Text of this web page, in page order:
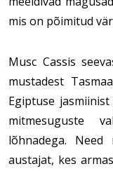
mis on põimitud
Musc Cassis
mustadest
Egiptuse
mitmesuguste
lõhnadega. Need
austajat, kes